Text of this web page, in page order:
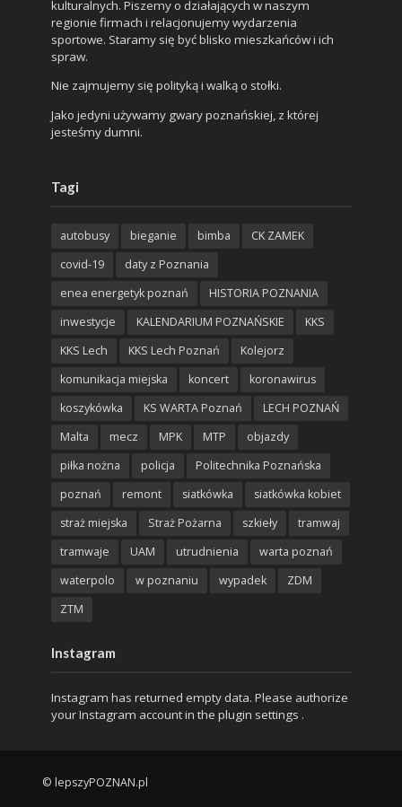
kulturalnych. Piszemy o działających w naszym
regionie firmach i relacjonujemy wydarzenia
sportowe. Staramy się być blisko mieszkańców i ich
spraw.
Nie zajmujemy się polityką i walką o stołki.
Jako jedyni używamy gwary poznańskiej, z której
jesteśmy dumni.
Tagi
autobusy bieganie bimba
CK ZAMEK
covid-19
daty z Poznania
enea energetyk poznań
HISTORIA POZNANIA
inwestycje
KALENDARIUM POZNAŃSKIE
KKS
KKS Lech
KKS Lech Poznań
Kolejorz
komunikacja miejska
koncert
koronawirus
koszykówka
KS WARTA Poznań
LECH POZNAŃ
Malta
mecz MPK MTP
objazdy
piłka nożna
policja
Politechnika Poznańska
poznań
remont siatkówka
siatkówka kobiet
straż miejska
Straż Pożarna szkieły
tramwaj
tramwaje
UAM utrudnienia
warta poznań
waterpolo
w poznaniu wypadek
ZDM
ZTM
Instagram
Instagram has returned empty data. Please authorize
your Instagram account in the plugin settings .
© lepszyPOZNAN.pl